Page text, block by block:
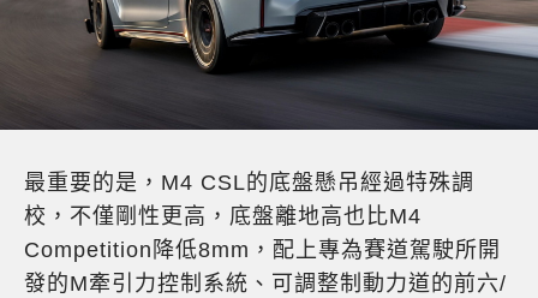
最重要的是，M4 CSL的底盤懸吊經過特殊調
校，不僅剛性更高，底盤離地高也比M4
Competition降低8mm，配上專為賽道駕駛所開
發的M牽引力控制系統、可調整制動力道的前六/